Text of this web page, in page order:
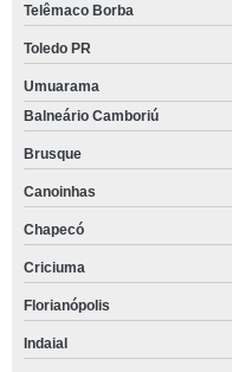
Telêmaco Borba
Toledo PR
Umuarama
Balneário Camboriú
Brusque
Canoinhas
Chapecó
Criciuma
Florianópolis
Indaial